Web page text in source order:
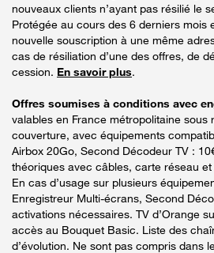
nouveaux clients n’ayant pas résilié le
Protégée au cours des 6 derniers mois
nouvelle souscription à une même
cas de résiliation d’une des offres, de
cession. En savoir plus.
Offres soumises à conditions avec
valables en France métropolitaine sous
couverture, avec équipements
Airbox 20Go, Second Décodeur TV :
théoriques avec câbles, carte réseau
En cas d’usage sur plusieurs
Enregistreur Multi-écrans, Second
activations nécessaires. TV d’Orange
accès au Bouquet Basic. Liste des
d’évolution. Ne sont pas compris dans